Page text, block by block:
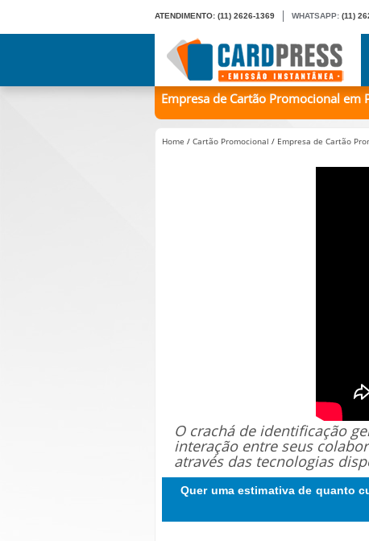
ATENDIMENTO: (11) 2626-1369 WHATSAPP: (11)
Empresa de Cartão Promocional em
Home / Cartão Promocional / Empresa de Cartão
O crachá de identificação
interação entre seus
através das tecnologias
Quer uma estimativa de quanto